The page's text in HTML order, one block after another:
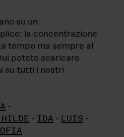
su un
la concentrazione
tempo ma sempre al
potete scaricare
su tutti i nostri
-
- IDA - LUIS -